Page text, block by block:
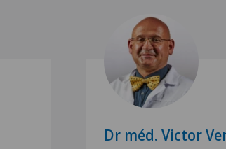
Dr méd. Victor